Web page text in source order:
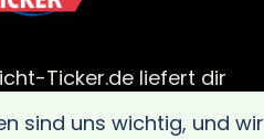
Ticker.de liefert dir
Feuerwehr und von
sind uns wichtig, und wir